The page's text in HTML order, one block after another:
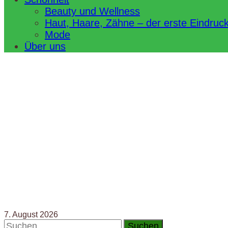
Beauty und Wellness
Haut, Haare, Zähne – der erste
Mode
Über uns
7. August 2026
Suchen